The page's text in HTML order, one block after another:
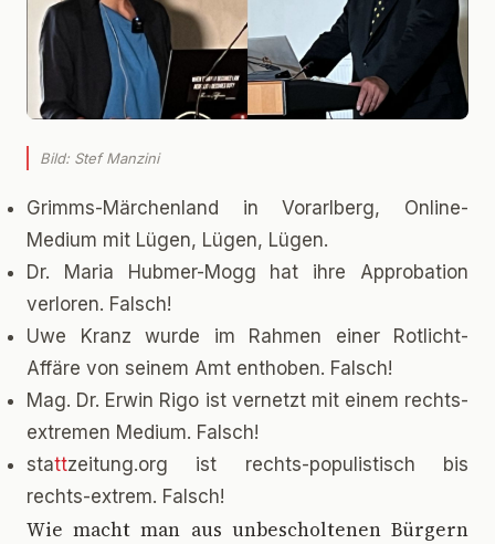
Bild: Stef Manzini
Grimms-Märchenland in Vorarlberg, Online-
Medium mit Lügen, Lügen, Lügen.
Dr. Maria Hubmer-Mogg hat ihre Approbation
verloren. Falsch!
Uwe Kranz wurde im Rahmen einer Rotlicht-
Affäre von seinem Amt enthoben. Falsch!
Mag. Dr. Erwin Rigo ist vernetzt mit einem rechts-
extremen Medium. Falsch!
stattzeitung.org ist rechts-populistisch bis
rechts-extrem. Falsch!
Wie macht man aus unbescholtenen Bürgern